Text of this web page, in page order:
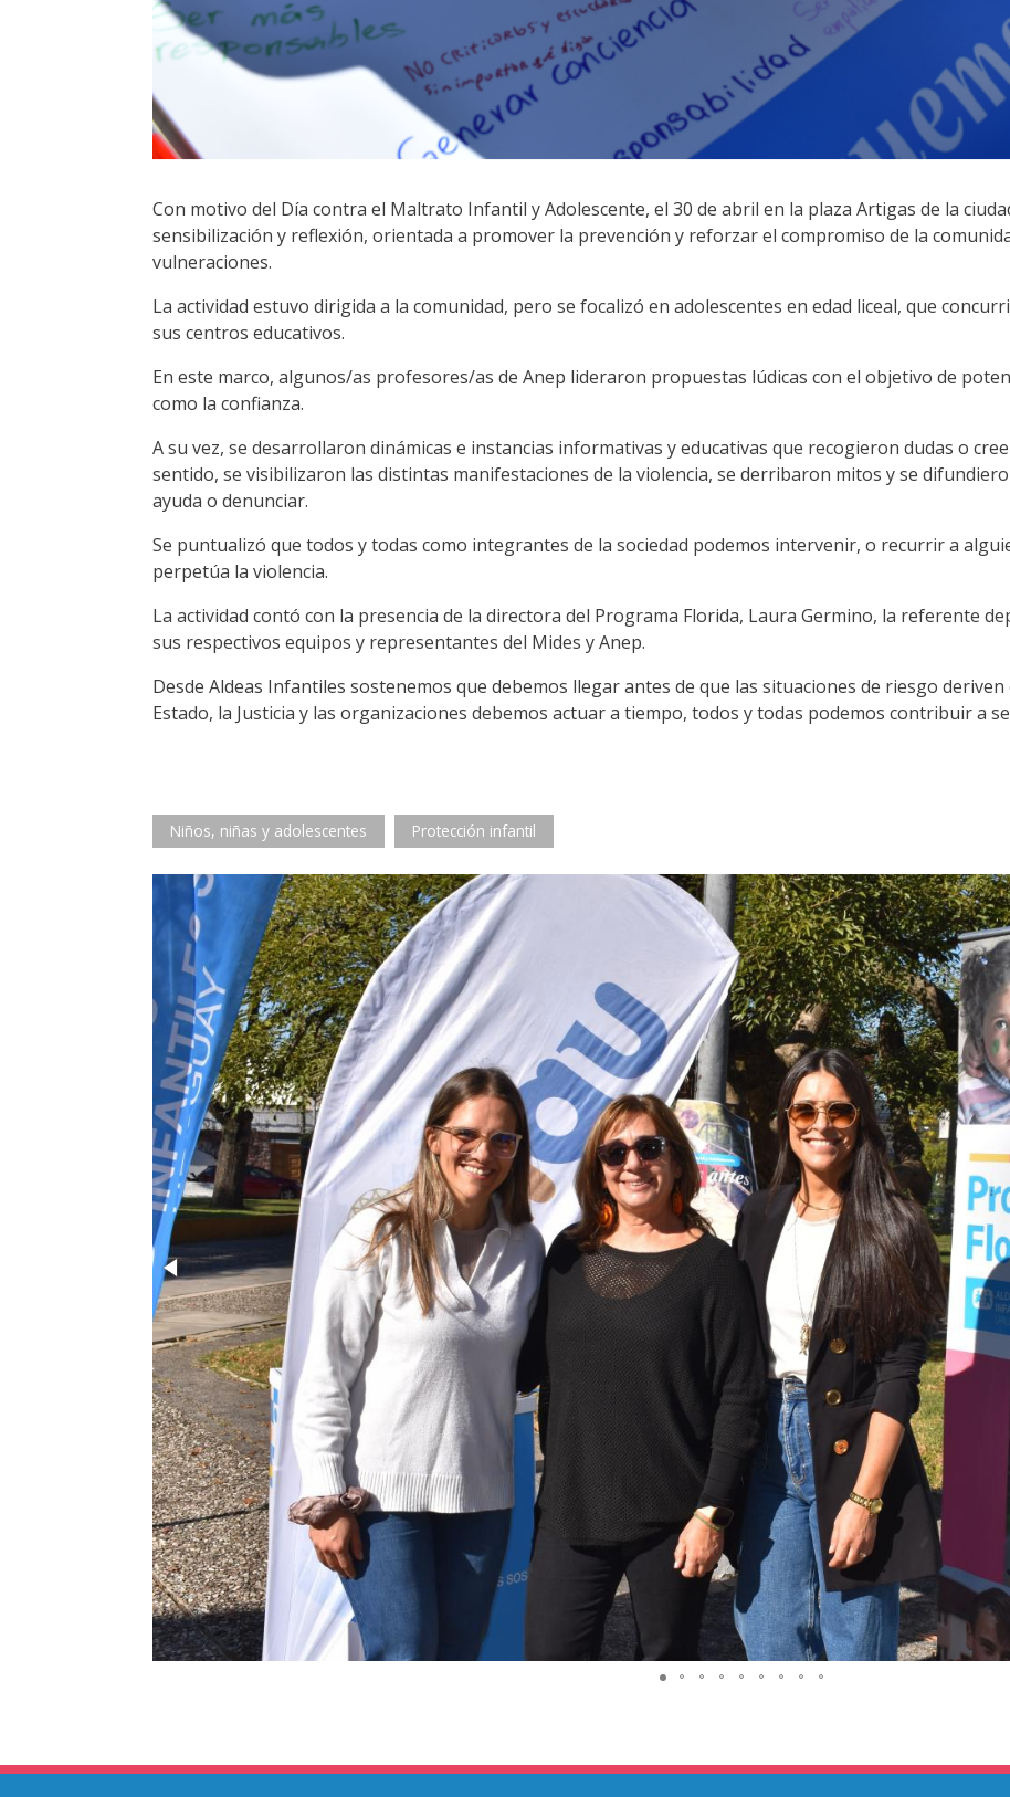
Con motivo del Día contra el Maltrato Infantil y Adolescente, el 30 de abril en la plaza Artigas de la
sensibilización y reflexión, orientada a promover la prevención y reforzar el compromiso de la
vulneraciones.
La actividad estuvo dirigida a la comunidad, pero se focalizó en adolescentes en edad liceal, que
sus centros educativos.
En este marco, algunos/as profesores/as de Anep lideraron propuestas lúdicas con el objetivo de
como la confianza.
A su vez, se desarrollaron dinámicas e instancias informativas y educativas que recogieron dudas o
sentido, se visibilizaron las distintas manifestaciones de la violencia, se derribaron mitos y se
ayuda o denunciar.
Se puntualizó que todos y todas como integrantes de la sociedad podemos intervenir, o recurrir a
perpetúa la violencia.
La actividad contó con la presencia de la directora del Programa Florida, Laura Germino, la referente
sus respectivos equipos y representantes del Mides y Anep.
Desde Aldeas Infantiles sostenemos que debemos llegar antes de que las situaciones de riesgo
Estado, la Justicia y las organizaciones debemos actuar a tiempo, todos y todas podemos contribuir a
Niños, niñas y adolescentes Protección infantil